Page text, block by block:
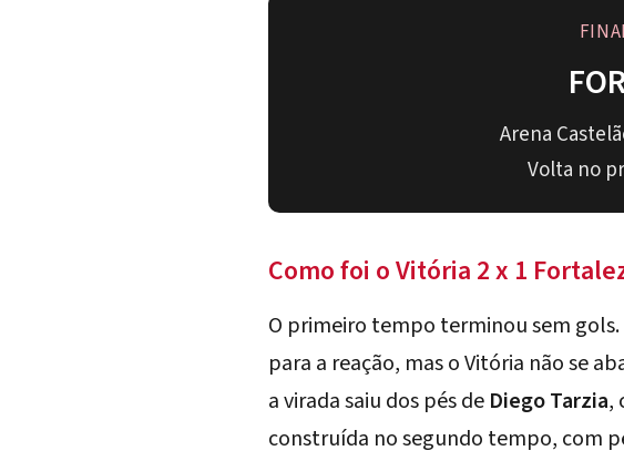
Arena
Volta no
Como foi o Vitória 2 x 1
O primeiro tempo terminou sem
para a reação, mas o Vitória não se
a virada saiu dos pés de Diego Tarzia,
construída no segundo tempo, com